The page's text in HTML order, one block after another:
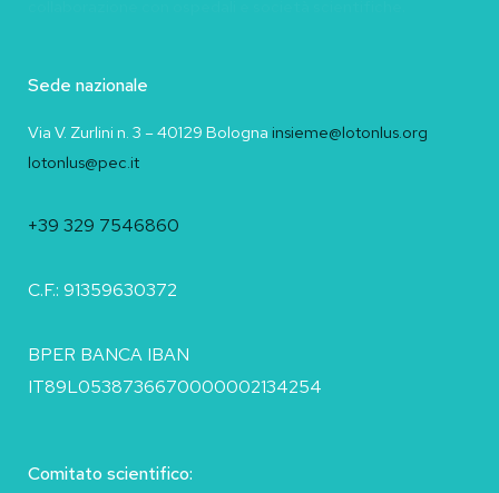
Sede nazionale
Via V. Zurlini n. 3 – 40129 Bologna insieme@lotonlus.org
lotonlus@pec.it
+39 329 7546860
C.F.: 91359630372
BPER BANCA IBAN
IT89L0538736670000002134254
Comitato scientifico: